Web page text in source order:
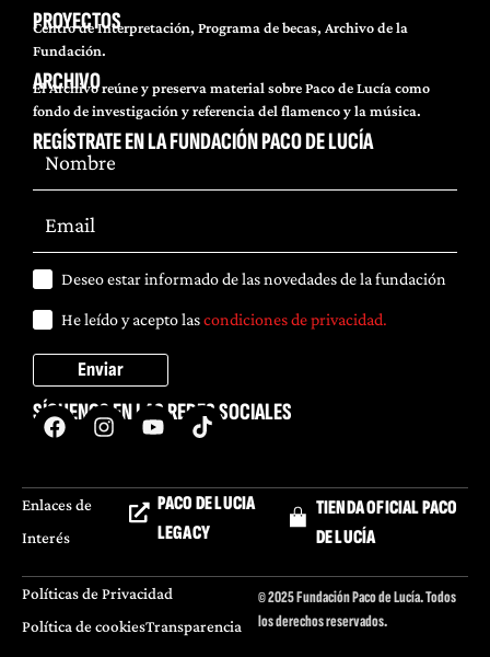
PROYECTOS
Centro de Interpretación, Programa de becas, Archivo de la
Fundación.
ARCHIVO
El Archivo reúne y preserva material sobre Paco de Lucía como
fondo de investigación y referencia del flamenco y la música.
REGÍSTRATE EN LA FUNDACIÓN PACO DE LUCÍA
Deseo estar informado de las novedades de la fundación
He leído y acepto lascondiciones de privacidad.
Enviar
SÍGUENOS EN LAS REDES SOCIALES
Enlaces de
Interés
PACO DE LUCIA
LEGACY
TIENDA OFICIAL PACO
DE LUCÍA
Políticas de Privacidad
Política de cookiesTransparencia
© 2025 Fundación Paco de Lucía. Todos
los derechos reservados.